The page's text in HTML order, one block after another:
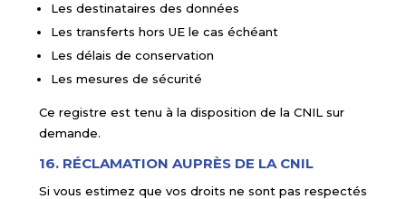
Les destinataires des données
Les transferts hors UE le cas échéant
Les délais de conservation
Les mesures de sécurité
Ce registre est tenu à la disposition de la CNIL sur
demande.
16. RÉCLAMATION AUPRÈS DE LA CNIL
Si vous estimez que vos droits ne sont pas respectés